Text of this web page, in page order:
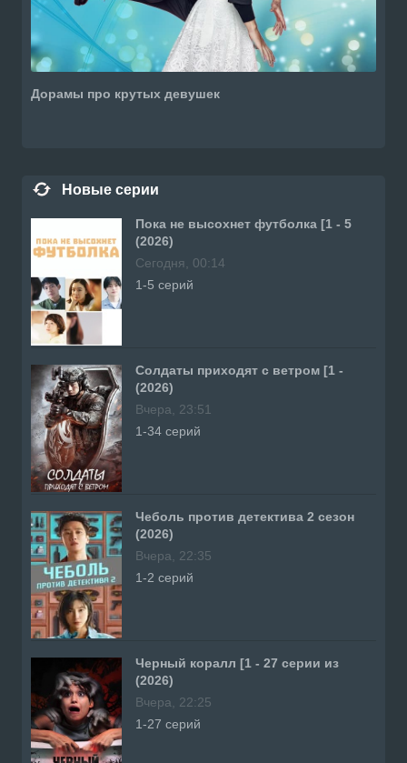
Дорамы про крутых девушек
Новые серии
Пока не высохнет футболка [1 - 5
(2026)
Сегодня, 00:14
1-5 серий
Солдаты приходят с ветром [1 -
(2026)
Вчера, 23:51
1-34 серий
Чеболь против детектива 2 сезон
(2026)
Вчера, 22:35
1-2 серий
Черный коралл [1 - 27 серии из
(2026)
Вчера, 22:25
1-27 серий